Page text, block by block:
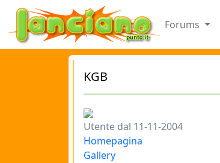
Forums
KGB
Utente dal 11-11-2004
Homepagina
Gallery